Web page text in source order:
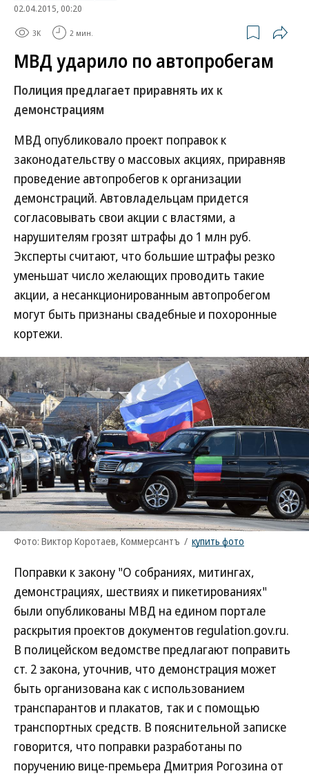
02.04.2015, 00:20
3K 2 мин.
МВД ударило по автопробегам
Полиция предлагает приравнять их к
демонстрациям
МВД опубликовало проект поправок к
законодательству о массовых акциях, приравняв
проведение автопробегов к организации
демонстраций. Автовладельцам придется
согласовывать свои акции с властями, а
нарушителям грозят штрафы до 1 млн руб.
Эксперты считают, что большие штрафы резко
уменьшат число желающих проводить такие
акции, а несанкционированным автопробегом
могут быть признаны свадебные и похоронные
кортежи.
Фото: Виктор Коротаев, Коммерсантъ / купить фото
Поправки к закону "О собраниях, митингах,
демонстрациях, шествиях и пикетированиях"
были опубликованы МВД на едином портале
раскрытия проектов документов regulation.gov.ru.
В полицейском ведомстве предлагают поправить
ст. 2 закона, уточнив, что демонстрация может
быть организована как с использованием
транспарантов и плакатов, так и с помощью
транспортных средств. В пояснительной записке
говорится, что поправки разработаны по
поручению вице-премьера Дмитрия Рогозина от